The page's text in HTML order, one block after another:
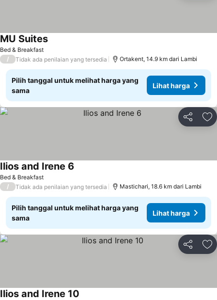
Bed & Breakfast
MU Suites
/ Tidak ada penilaian yang tersedia Ortakent, 14.9 km dari Lambi
Pilih tanggal untuk melihat harga yang
sama
Lihat harga
Bagikan
Bed & Breakfast
Ilios and Irene 6
/ Tidak ada penilaian yang tersedia Mastichari, 18.6 km dari Lambi
Pilih tanggal untuk melihat harga yang
sama
Lihat harga
Bagikan
Ilios and Irene 10